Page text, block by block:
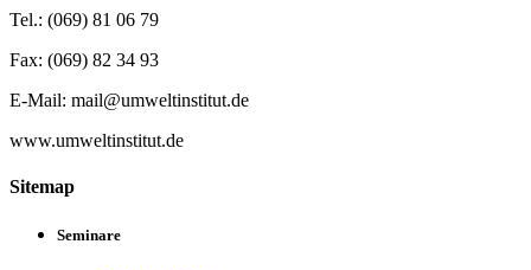
Tel.: (069) 81 06 79
Fax: (069) 82 34 93
E-Mail: mail@umweltinstitut.de
www.umweltinstitut.de
Sitemap
Seminare